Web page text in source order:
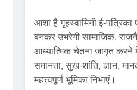
आशा है गृहस्वामिनी ई-
बनकर उभरेगी सामाजिक,
आध्यात्मिक चेतना जागृत करने
समानता, सुख-शांति, ज्ञान,
महत्त्वपूर्ण भूमिका निभाएं।